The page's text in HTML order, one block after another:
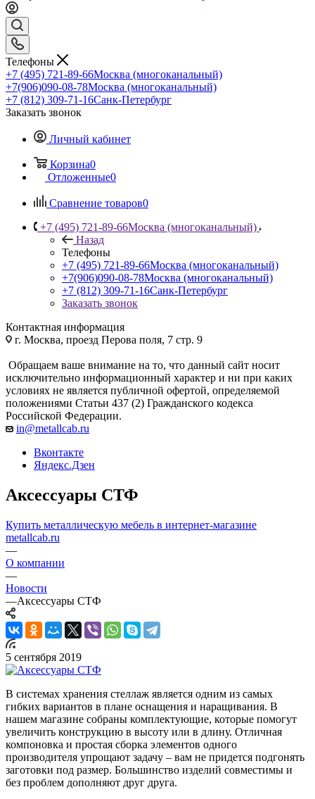
Телефоны
+7 (495) 721-89-66Москва (многоканальный)
+7(906)090-08-78Москва (многоканальный)
+7 (812) 309-71-16Санк-Петербург
Заказать звонок
Личный кабинет
Корзина0
Отложенные0
Сравнение товаров0
+7 (495) 721-89-66Москва (многоканальный)
Назад
Телефоны
+7 (495) 721-89-66Москва (многоканальный)
+7(906)090-08-78Москва (многоканальный)
+7 (812) 309-71-16Санк-Петербург
Заказать звонок
Контактная информация
г. Москва, проезд Перова поля, 7 стр. 9
Обращаем ваше внимание на то, что данный сайт носит
исключительно информационный характер и ни при каких
условиях не является публичной офертой, определяемой
положениями Статьи 437 (2) Гражданского кодекса
Российской Федерации.
in@metallcab.ru
Вконтакте
Яндекс.Дзен
Аксессуары СТФ
Купить металлическую мебель в интернет-магазине
metallcab.ru
—
О компании
—
Новости
—Аксессуары СТФ
5 сентября 2019
В системах хранения стеллаж является одним из самых
гибких вариантов в плане оснащения и наращивания. В
нашем магазине собраны комплектующие, которые помогут
увеличить конструкцию в высоту или в длину. Отличная
компоновка и простая сборка элементов одного
производителя упрощают задачу – вам не придется подгонять
заготовки под размер. Большинство изделий совместимы и
без проблем дополняют друг друга.